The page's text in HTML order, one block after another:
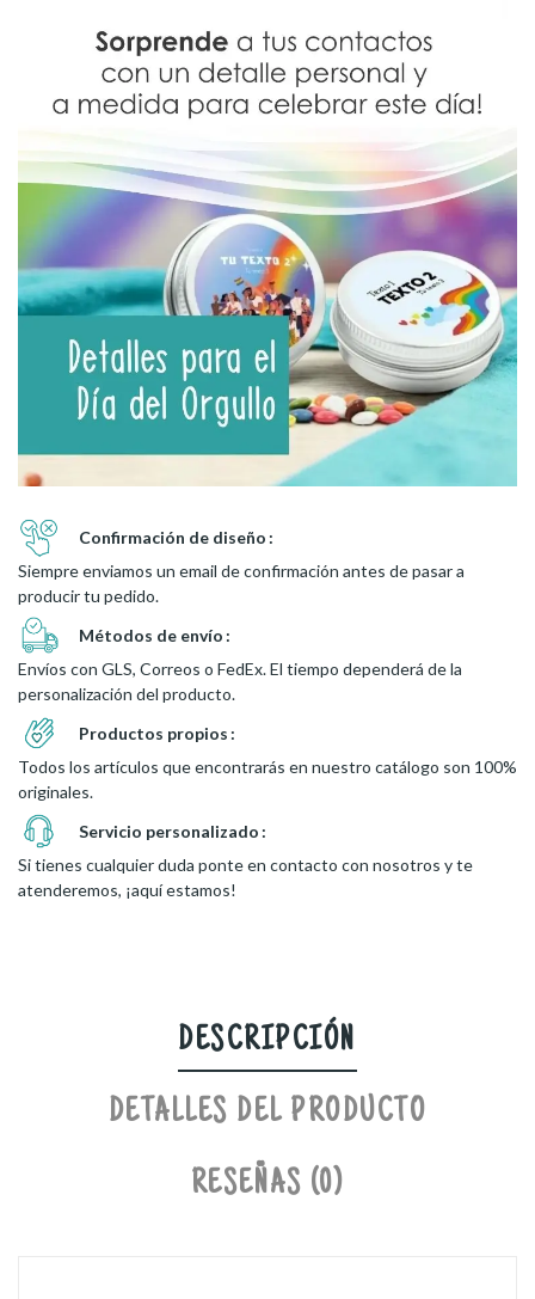
Confirmación de diseño
Siempre enviamos un email de confirmación antes de pasar a
producir tu pedido.
Métodos de envío
Envíos con GLS, Correos o FedEx. El tiempo dependerá de la
personalización del producto.
Productos propios
Todos los artículos que encontrarás en nuestro catálogo son 100%
originales.
Servicio personalizado
Si tienes cualquier duda ponte en contacto con nosotros y te
atenderemos, ¡aquí estamos!
DESCRIPCIÓN
DETALLES DEL PRODUCTO
RESEÑAS (0)